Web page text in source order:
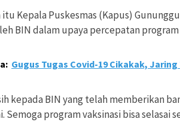
Kepala Puskesmas (Kapus)
BIN dalam upaya percepatan program
Gugus Tugas Covid-19 Cikakak,
kepada BIN yang telah memberikan
Semoga program vaksinasi bisa selasai